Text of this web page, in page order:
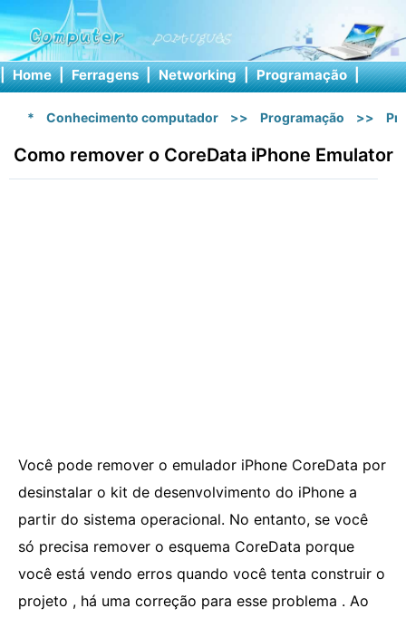
| Home | Ferragens | Networking | Programação |
* Conhecimento computador >> Programação >>
Como remover o CoreData iPhone Emulator
Você pode remover o emulador iPhone CoreData por
desinstalar o kit de desenvolvimento do iPhone a
partir do sistema operacional. No entanto, se você
só precisa remover o esquema CoreData porque
você está vendo erros quando você tenta construir o
projeto , há uma correção para esse problema . Ao